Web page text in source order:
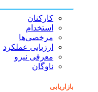
کارکنان
استخدام
مرخصی‌ها
ارزیابی عملکرد
معرفی نیرو
ناوگان
بازاریابی